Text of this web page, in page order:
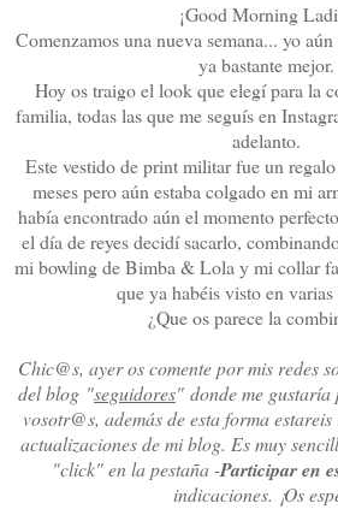
¡Good Morning
Comenzamos una nueva semana... yo
ya bastante mejor.
Hoy os traigo el look que elegí para la
familia, todas las que me seguís en
adelanto.
Este vestido de print militar fue un
meses pero aún estaba colgado en mi
había encontrado aún el momento
el día de reyes decidí sacarlo,
mi bowling de Bimba & Lola y mi collar
que ya habéis visto en varias
¿Que os parece la
Chic@s, ayer os comente por mis redes
del blog "seguidores" donde me
vosotr@s, además de esta forma
actualizaciones de mi blog. Es muy
"click" en la pestaña -Participar en
indicaciones. ¡Os